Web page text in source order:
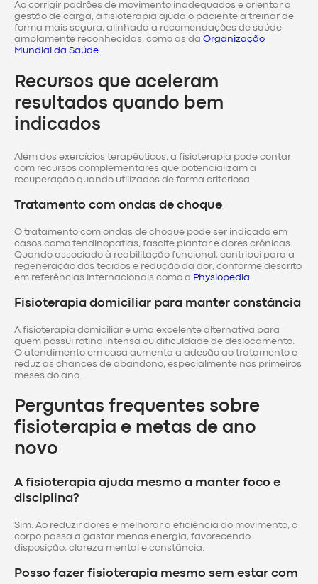
Ao corrigir padrões de movimento inadequados e orientar a
gestão de carga, a fisioterapia ajuda o paciente a treinar de
forma mais segura, alinhada a recomendações de saúde
amplamente reconhecidas, como as da Organização
Mundial da Saúde
Recursos que aceleram
resultados quando bem
indicados
Além dos exercícios terapêuticos, a fisioterapia pode contar
com recursos complementares que potencializam a
recuperação quando utilizados de forma criteriosa.
Tratamento com ondas de choque
O tratamento com ondas de choque pode ser indicado em
casos como tendinopatias, fascite plantar e dores crônicas.
Quando associado à reabilitação funcional, contribui para a
regeneração dos tecidos e redução da dor, conforme descrito
em referências internacionais como a Physiopedia
Fisioterapia domiciliar para manter constância
A fisioterapia domiciliar é uma excelente alternativa para
quem possui rotina intensa ou dificuldade de deslocamento.
O atendimento em casa aumenta a adesão ao tratamento e
reduz as chances de abandono, especialmente nos primeiros
meses do ano.
Perguntas frequentes sobre
fisioterapia e metas de ano
novo
A fisioterapia ajuda mesmo a manter foco e
disciplina?
Sim. Ao reduzir dores e melhorar a eficiência do movimento, o
corpo passa a gastar menos energia, favorecendo
disposição, clareza mental e constância.
Posso fazer fisioterapia mesmo sem estar com